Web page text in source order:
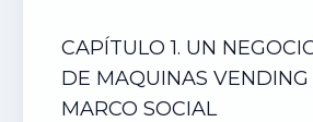
CAPÍTULO 1. UN
DE MAQUINAS VENDING
MARCO SOCIAL